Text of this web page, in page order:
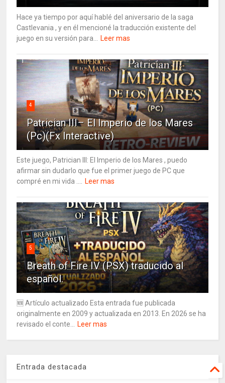
Hace ya tiempo por aquí hablé del aniversario de la saga
Castlevania , y en él mencioné la traducción existente del
juego en su versión para... Leer mas
4
Patrician III– El Imperio de los Mares
(Pc)(Fx Interactive)
Este juego, Patrician III: El Imperio de los Mares , puedo
afirmar sin dudarlo que fue el primer juego de PC que
compré en mi vida .... Leer mas
5
Breath of Fire IV (PSX) traducido al
español.
🆕 Artículo actualizado Esta entrada fue publicada
originalmente en 2009 y actualizada en 2013. En 2026 se ha
revisado el conte... Leer mas
Entrada destacada